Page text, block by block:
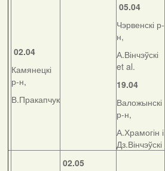
02.04
Камянецкі
р-н,
В.Пракапчук
05.04
Чэрвенскі р-
н,
А.Вінчэўскі
et al.
19.04
Валожынскі
р-н,
А.Храмогін і
Дз.Вінчэўскі
02.05